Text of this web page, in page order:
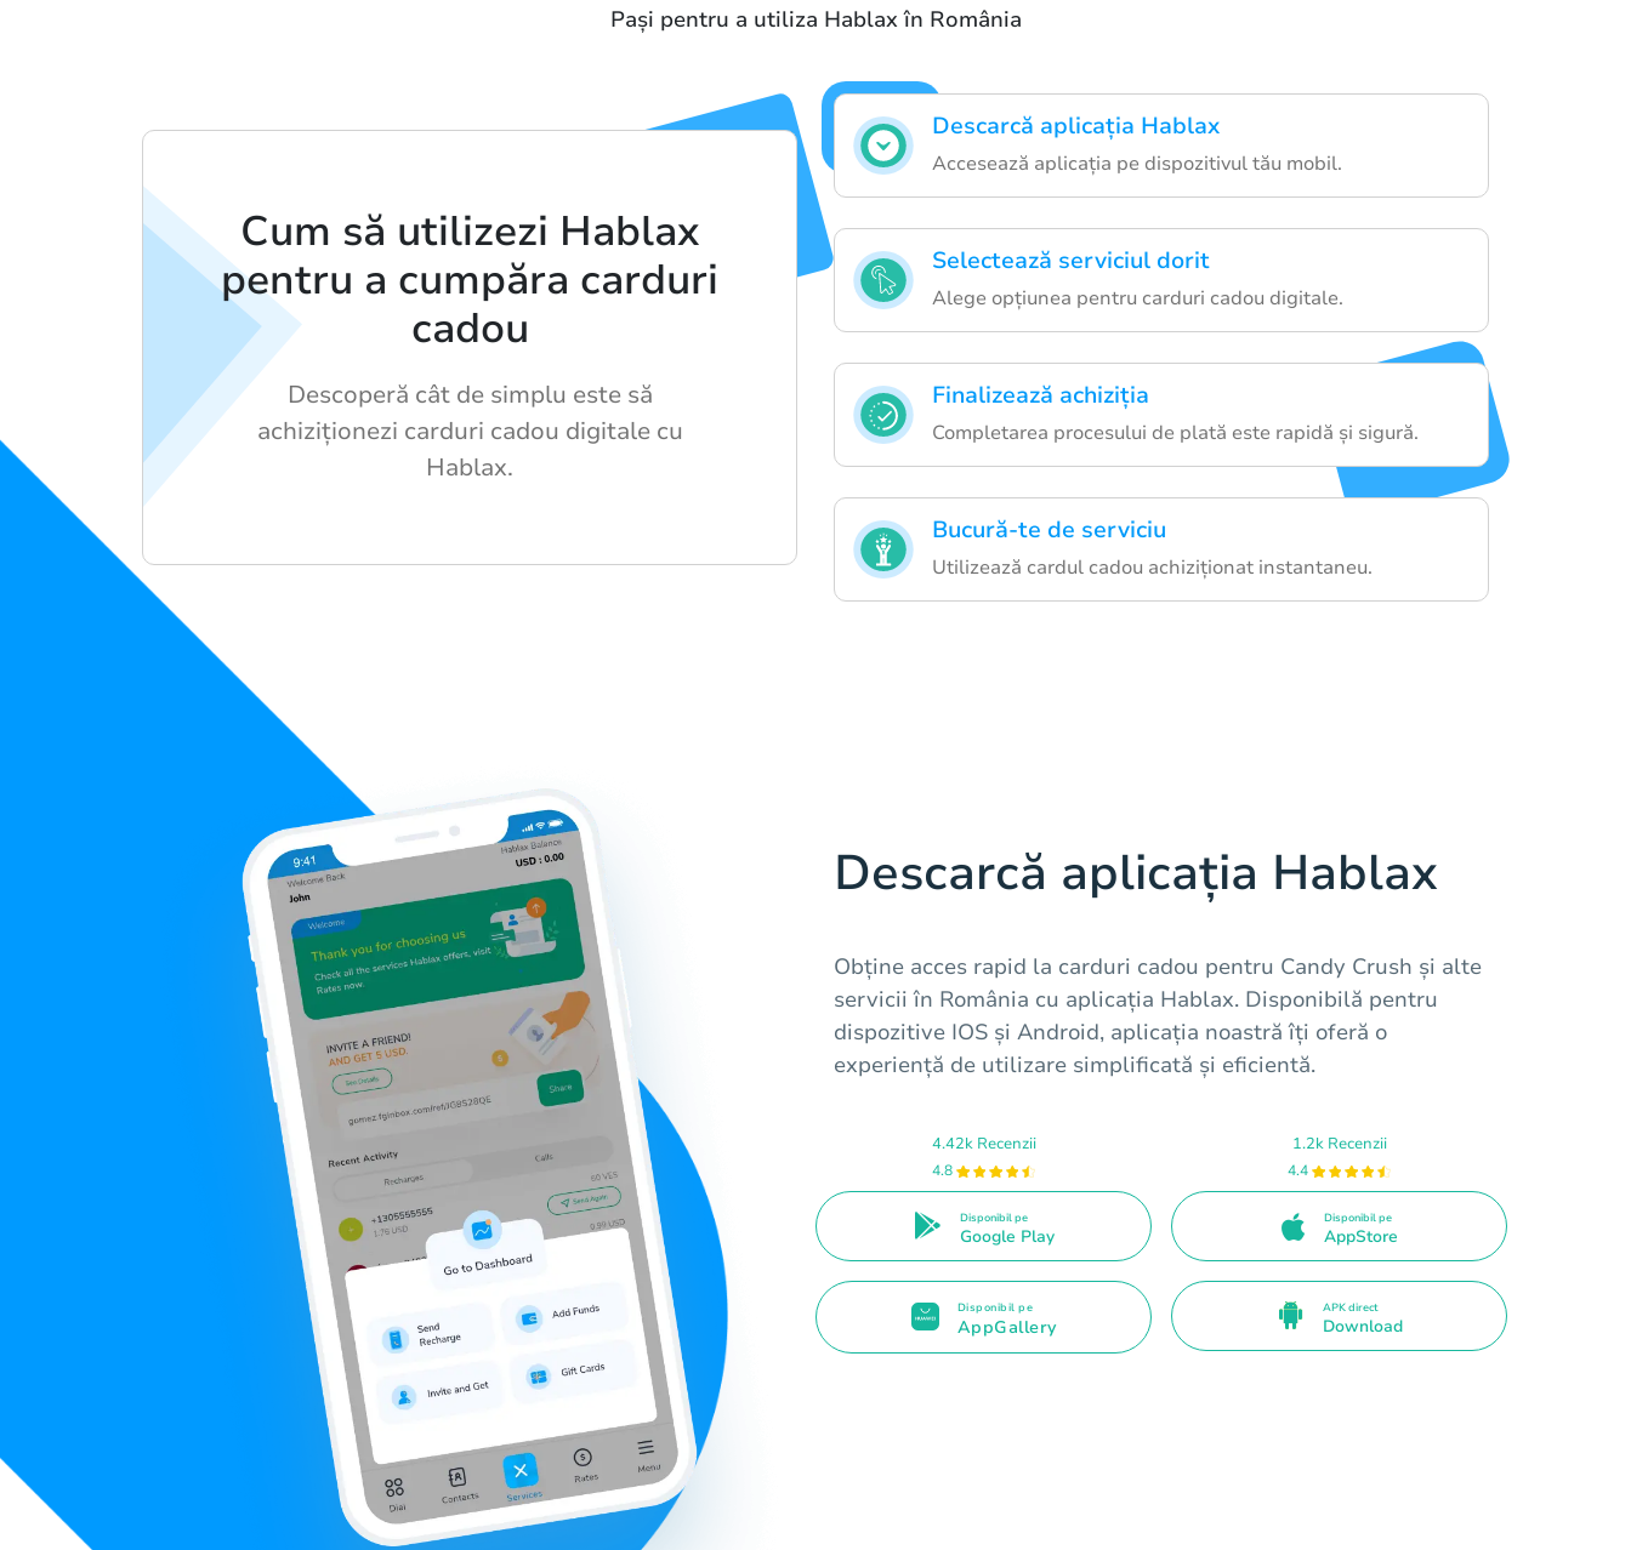
Pași pentru a utiliza Hablax în România
Descarcă aplicația Hablax
Accesează aplicația pe dispozitivul tău mobil.
Selectează serviciul dorit
Alege opțiunea pentru carduri cadou digitale.
Finalizează achiziția
Completarea procesului de plată este rapidă și sigură.
Bucură-te de serviciu
Utilizează cardul cadou achiziționat instantaneu.
Cum să utilizezi Hablax
pentru a cumpăra carduri
cadou
Descoperă cât de simplu este să
achiziționezi carduri cadou digitale cu
Hablax.
Descarcă aplicația Hablax
Obține acces rapid la carduri cadou pentru Candy Crush și alte
servicii în România cu aplicația Hablax. Disponibilă pentru
dispozitive IOS și Android, aplicația noastră îți oferă o
experiență de utilizare simplificată și eficientă.
4.42k Recenzii
4.8
Disponibil pe
Google Play
1.2k Recenzii
4.4
Disponibil pe
AppStore
Disponibil pe
AppGallery
APK direct
Download